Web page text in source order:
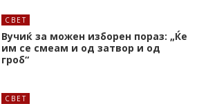
СВЕТ
Вучиќ за можен изборен пораз: „Ќе
им се смеам и од затвор и од
гроб“
СВЕТ